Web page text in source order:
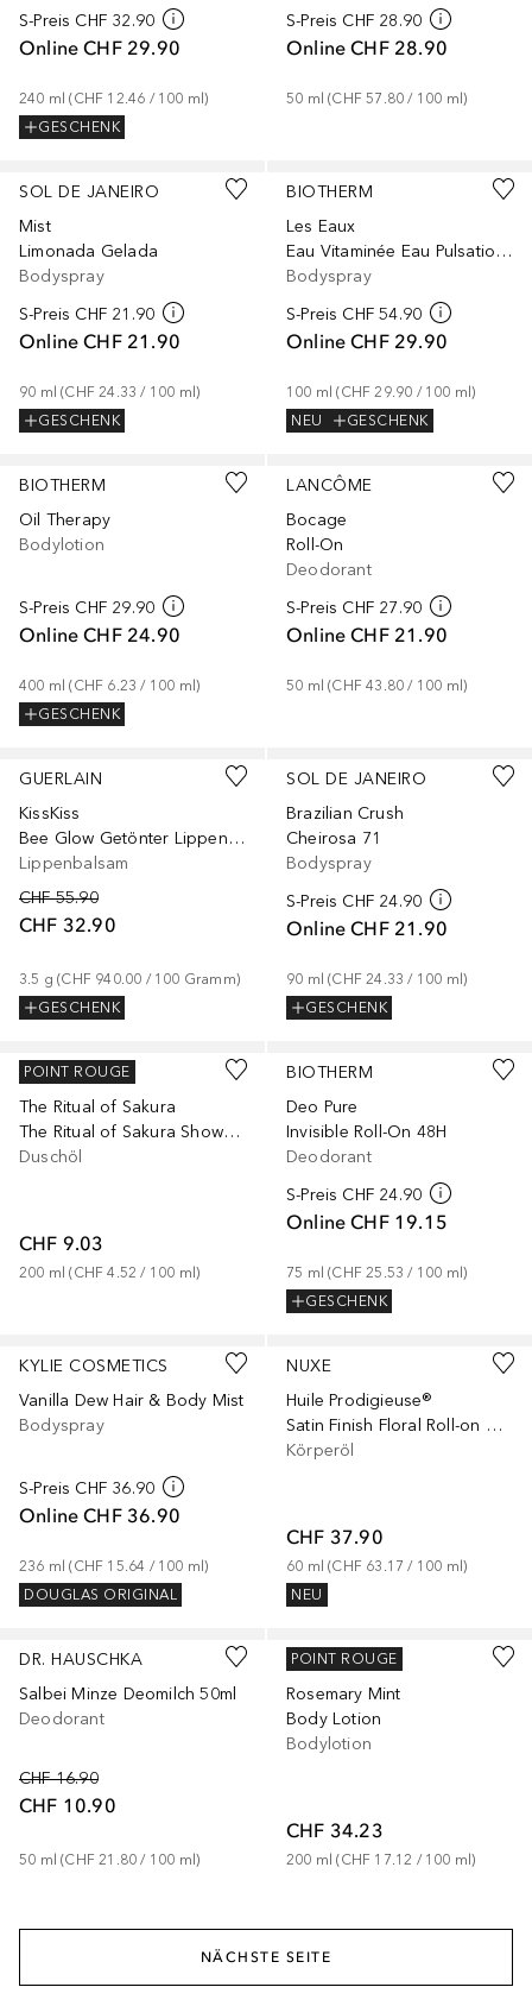
S-Preis CHF 32.90
Online CHF 29.90
240 ml (CHF 12.46 / 100 ml)
GESCHENK
S-Preis CHF 28.90
Online CHF 28.90
50 ml (CHF 57.80 / 100 ml)
SOL DE JANEIRO
Mist
Limonada Gelada
Bodyspray
S-Preis CHF 21.90
Online CHF 21.90
90 ml (CHF 24.33 / 100 ml)
GESCHENK
BIOTHERM
Les Eaux
Eau Vitaminée Eau Pulsation Berry
Bodyspray
S-Preis CHF 54.90
Online CHF 29.90
100 ml (CHF 29.90 / 100 ml)
NEU
GESCHENK
BIOTHERM
Oil Therapy
Bodylotion
S-Preis CHF 29.90
Online CHF 24.90
400 ml (CHF 6.23 / 100 ml)
GESCHENK
LANCÔME
Bocage
Roll-On
Deodorant
S-Preis CHF 27.90
Online CHF 21.90
50 ml (CHF 43.80 / 100 ml)
GUERLAIN
KissKiss
Bee Glow Getönter Lippenbalsam
Lippenbalsam
CHF 55.90
CHF 32.90
3.5 g (CHF 940.00 / 100 Gramm)
GESCHENK
+5
SOL DE JANEIRO
Brazilian Crush
Cheirosa 71
Bodyspray
S-Preis CHF 24.90
Online CHF 21.90
90 ml (CHF 24.33 / 100 ml)
GESCHENK
RITUALS
The Ritual of Sakura
The Ritual of Sakura Shower Oil
Duschöl
CHF 9.03
200 ml (CHF 4.52 / 100 ml)
POINT ROUGE
BIOTHERM
Deo Pure
Invisible Roll-On 48H
Deodorant
S-Preis CHF 24.90
Online CHF 19.15
75 ml (CHF 25.53 / 100 ml)
GESCHENK
KYLIE COSMETICS
Vanilla Dew Hair & Body Mist
Bodyspray
S-Preis CHF 36.90
Online CHF 36.90
236 ml (CHF 15.64 / 100 ml)
DOUGLAS ORIGINAL
NUXE
Huile Prodigieuse®
Satin Finish Floral Roll-on Multi-Purpose
Körperöl
CHF 37.90
60 ml (CHF 63.17 / 100 ml)
NEU
DR. HAUSCHKA
Salbei Minze Deomilch 50ml
Deodorant
CHF 16.90
CHF 10.90
50 ml (CHF 21.80 / 100 ml)
Gesponsert
AVEDA
Rosemary Mint
Body Lotion
Bodylotion
CHF 34.23
200 ml (CHF 17.12 / 100 ml)
POINT ROUGE
NÄCHSTE SEITE